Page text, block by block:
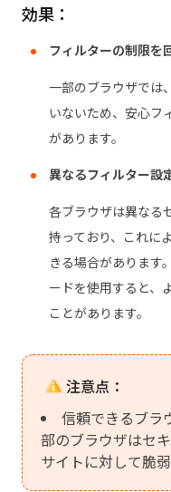
効果：
フィルターの制限を
一部のブラウザでは
いないため、安心フ
があります。
異なるフィルター設
各ブラウザは異なる
持っており、これに
きる場合があります
ードを使用すると、
ことがあります。
注意点：
信頼できるブラ
部のブラウザはセ
サイトに対して脆